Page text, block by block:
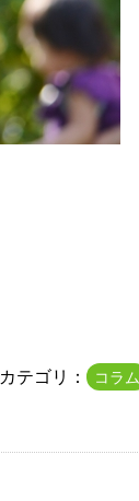
カテゴリ： コラム